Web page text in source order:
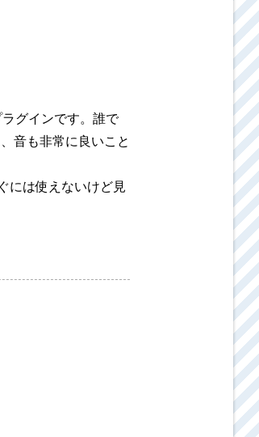
グインです。誰で
音も非常に良いこと
には使えないけど見